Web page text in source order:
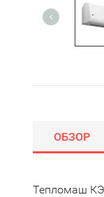
ОБЗОР
Тепломаш